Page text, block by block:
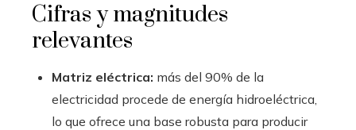
Cifras y magnitudes
relevantes
Matriz eléctrica: más del 90% de la
electricidad procede de energía hidroeléctrica,
lo que ofrece una base robusta para producir